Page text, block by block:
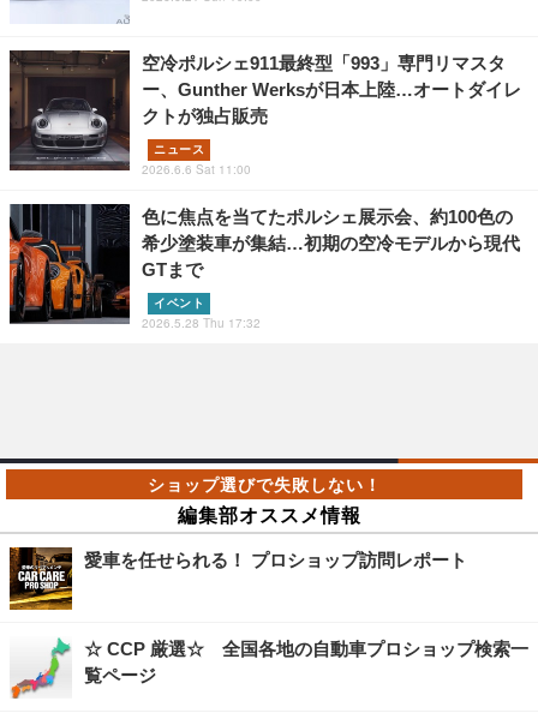
空冷ポルシェ911最終型「993」専門リマスタ
ー、Gunther Werksが日本上陸…オートダイレ
クトが独占販売
ニュース
2026.6.6 Sat 11:00
色に焦点を当てたポルシェ展示会、約100色の
希少塗装車が集結…初期の空冷モデルから現代
GTまで
イベント
2026.5.28 Thu 17:32
編集部オススメ情報
愛車を任せられる！ プロショップ訪問レポート
☆ CCP 厳選☆ 全国各地の自動車プロショップ検索一
覧ページ